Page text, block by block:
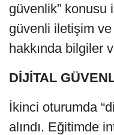
güvenlik” konusu
güvenli iletişim ve
hakkında bilgiler
DİJİTAL
İkinci oturumda
alındı. Eğitimde